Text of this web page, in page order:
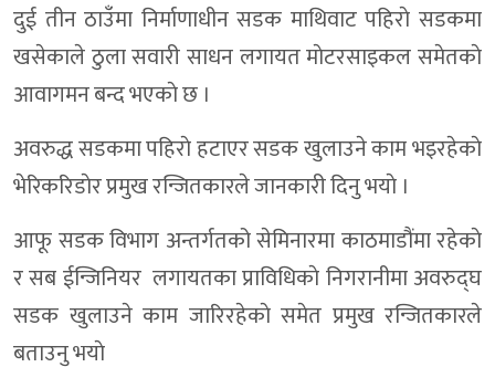
दुई तीन ठाउँमा निर्माणाधीन सडक माथिवाट पहिराे सडकमा
खसेकाले ठुला सवारी साधन लगायत माेटरसाइकल समेतकाे
आवागमन बन्द भएकाे छ ।
अवरुद्ध सडकमा पहिराे हटाएर सडक खुलाउने काम भइरहेकाे
भेरिकरिडाेर प्रमुख रन्जितकारले जानकारी दिनु भयाे ।
आफू सडक विभाग अन्तर्गतको सेमिनारमा काठमाडौंमा रहेकाे
र सब ईन्जिनियर लगायतका प्राविधिकाे निगरानीमा अवरुद्घ
सडक खुलाउने काम जारिरहेकाे समेत प्रमुख रन्जितकारले
बताउनु भयाे